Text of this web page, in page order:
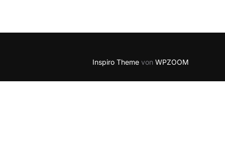
Inspiro Theme von WPZOOM